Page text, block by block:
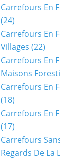
Carrefours En
(24)
Carrefours En
Villages (22)
Carrefours En
Maisons
Carrefours En
(18)
Carrefours En
(17)
Carrefours
Regards De La